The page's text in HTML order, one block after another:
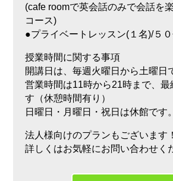
(cafe roomで英会話のみで会話を
コース)
●プライベートレッスン(１名)/５
授業時間に関する事項
開講日は、毎週火曜日から土曜日
営業時間は11時から21時まで、
す（休憩時間有り）
日曜日・月曜日・祝日は休館です。
法人様向けのプランもございます！
詳しくはお気軽にお問い合わせく